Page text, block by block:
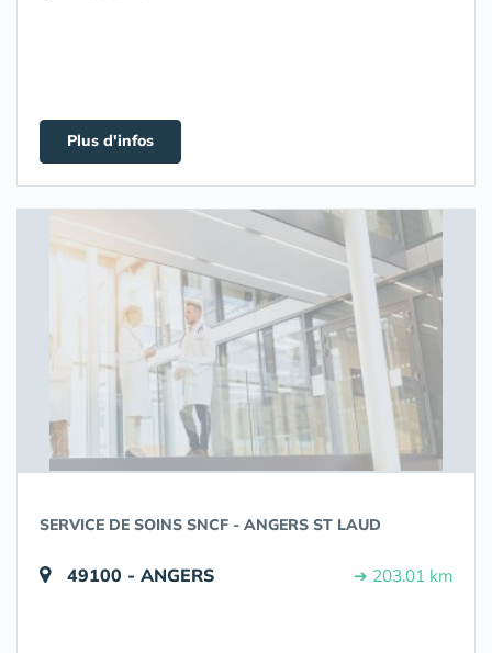
Plus d'infos
SERVICE DE SOINS SNCF - ANGERS ST LAUD
49100 - ANGERS ➔ 203.01 km